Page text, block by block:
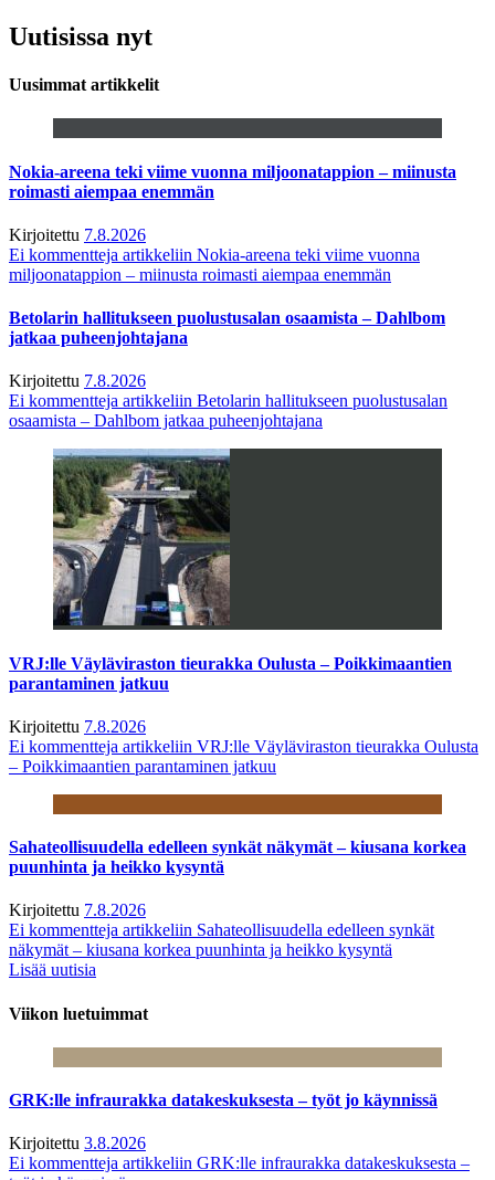
Uutisissa nyt
Uusimmat artikkelit
Nokia-areena teki viime vuonna miljoonatappion – miinusta
roimasti aiempaa enemmän
Kirjoitettu 7.8.2026
Ei kommentteja artikkeliin Nokia-areena teki viime vuonna
miljoonatappion – miinusta roimasti aiempaa enemmän
Betolarin hallitukseen puolustusalan osaamista – Dahlbom
jatkaa puheenjohtajana
Kirjoitettu 7.8.2026
Ei kommentteja artikkeliin Betolarin hallitukseen puolustusalan
osaamista – Dahlbom jatkaa puheenjohtajana
VRJ:lle Väyläviraston tieurakka Oulusta – Poikkimaantien
parantaminen jatkuu
Kirjoitettu 7.8.2026
Ei kommentteja artikkeliin VRJ:lle Väyläviraston tieurakka Oulusta
– Poikkimaantien parantaminen jatkuu
Sahateollisuudella edelleen synkät näkymät – kiusana korkea
puunhinta ja heikko kysyntä
Kirjoitettu 7.8.2026
Ei kommentteja artikkeliin Sahateollisuudella edelleen synkät
näkymät – kiusana korkea puunhinta ja heikko kysyntä
Lisää uutisia
Viikon luetuimmat
GRK:lle infraurakka datakeskuksesta – työt jo käynnissä
Kirjoitettu 3.8.2026
Ei kommentteja artikkeliin GRK:lle infraurakka datakeskuksesta –